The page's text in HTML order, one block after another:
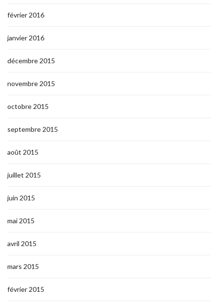
février 2016
janvier 2016
décembre 2015
novembre 2015
octobre 2015
septembre 2015
août 2015
juillet 2015
juin 2015
mai 2015
avril 2015
mars 2015
février 2015